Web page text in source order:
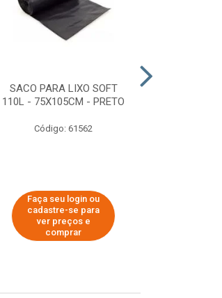
SACO PARA LIXO SOFT
110L - 75X105CM - PRETO
Código: 61562
Faça seu login ou
cadastre-se para
ver preços e
comprar